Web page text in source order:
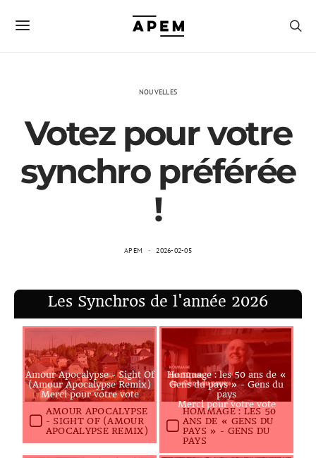
NOUVELLES
Votez pour votre
synchro préférée
!
APEM 2026-02-05
Les Synchros de l'année 2026
AMOUR APOCALYPSE
- SIGHT OF (AMOUR
APOCALYPSE REMIX)
Amour Apocalypse - Sight Of
(Amour Apocalypse Remix)
Merci pour votre vote
HOMMAGE : LES 50
ANS DE « GENS DU
PAYS » - GENS DU
PAYS
Hommage : les 50 ans de «
Gens du pays » - Gens du
pays
Merci pour votre vote